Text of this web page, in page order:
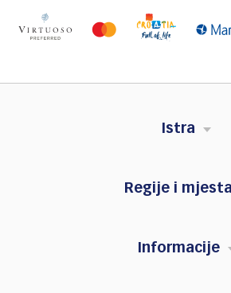
Istra
Regije i mjesta
Informacije